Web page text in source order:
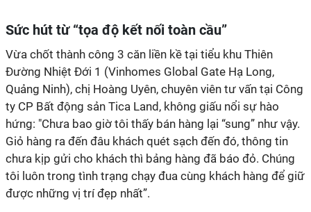
Sức hút từ “tọa độ kết nối toàn cầu”
Vừa chốt thành công 3 căn liền kề tại tiểu khu Thiên
Đường Nhiệt Đới 1 (Vinhomes Global Gate Hạ Long,
Quảng Ninh), chị Hoàng Uyên, chuyên viên tư vấn tại Công
ty CP Bất động sản Tica Land, không giấu nổi sự hào
hứng: "Chưa bao giờ tôi thấy bán hàng lại “sung” như vậy.
Giỏ hàng ra đến đâu khách quét sạch đến đó, thông tin
chưa kịp gửi cho khách thì bảng hàng đã báo đỏ. Chúng
tôi luôn trong tình trạng chạy đua cùng khách hàng để giữ
được những vị trí đẹp nhất”.